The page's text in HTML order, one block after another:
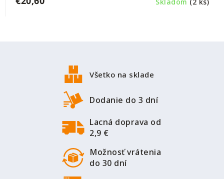
Skladom (2 ks)
Všetko na sklade
Dodanie do 3 dní
Lacná doprava od
2,9 €
Možnosť vrátenia
do 30 dní